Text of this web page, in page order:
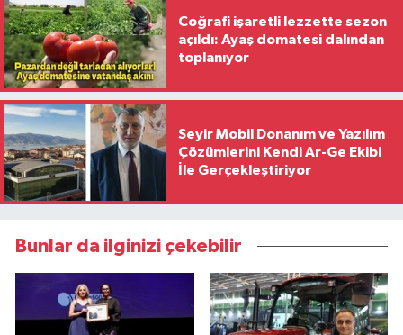
Coğrafi işaretli lezzette sezon
açıldı: Ayaş domatesi dalından
toplanıyor
Seyir Mobil Donanım ve Yazılım
Çözümlerini Kendi Ar-Ge Ekibi
İle Gerçekleştiriyor
Bunlar da ilginizi çekebilir